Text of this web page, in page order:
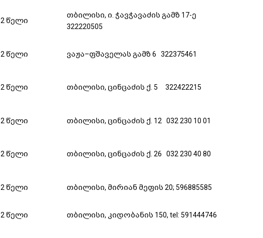
2 წელი
თბილისი, ი. ჭავჭავაძის გამზ 17-ე
322220505
2 წელი ვაჟა–ფშაველას გამზ 6 322375461
2 წელი თბილისი, ცინცაძის ქ. 5 322422215
2 წელი თბილისი, ცინცაძის ქ. 12 032 230 10 01
2 წელი თბილისი, ცინცაძის ქ. 26 032 230 40 80
2 წელი თბილისი, მირიან მეფის 20; 596885585
2 წელი თბილისი, კიდობანის 150, tel: 591444746